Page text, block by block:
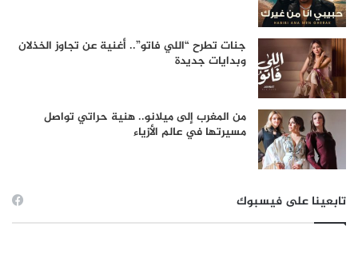
جنات تطرح “اللي فاتو”.. أغنية عن تجاوز الخذلان
وبدايات جديدة
من المغرب إلى ميلانو.. هنية حراتي تواصل
مسيرتها في عالم الأزياء
تابعينا على فيسبوك